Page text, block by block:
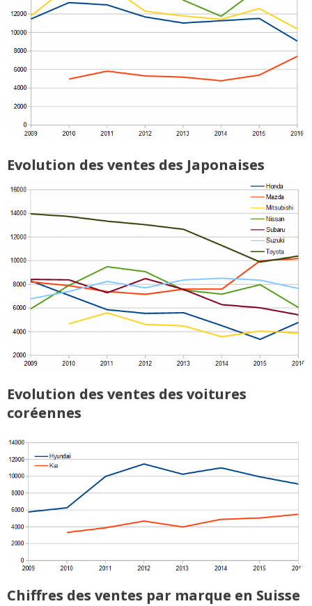
Evolution des ventes des Japonaises
Evolution des ventes des voitures
coréennes
Chiffres des ventes par marque en Suisse